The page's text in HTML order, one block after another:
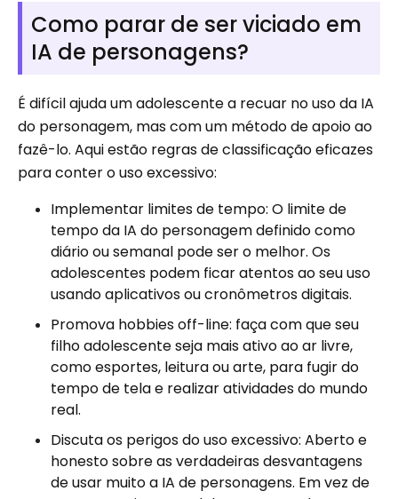
Como parar de ser viciado em
IA de personagens?
É difícil ajuda um adolescente a recuar no uso da IA ​​
do personagem, mas com um método de apoio ao
fazê-lo. Aqui estão regras de classificação eficazes
para conter o uso excessivo:
Implementar limites de tempo: O limite de
tempo da IA ​​do personagem definido como
diário ou semanal pode ser o melhor. Os
adolescentes podem ficar atentos ao seu uso
usando aplicativos ou cronômetros digitais.
Promova hobbies off-line: faça com que seu
filho adolescente seja mais ativo ao ar livre,
como esportes, leitura ou arte, para fugir do
tempo de tela e realizar atividades do mundo
real.
Discuta os perigos do uso excessivo: Aberto e
honesto sobre as verdadeiras desvantagens
de usar muito a IA de personagens. Em vez de